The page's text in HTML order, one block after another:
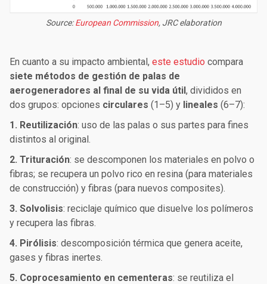
Source:European Commission, JRC elaboration
En cuanto a su impacto ambiental, este estudio compara
siete métodos de gestión de palas de
aerogeneradores al final de su vida útil, divididos en
dos grupos: opciones circulares (1–5) y lineales (6–7):
1. Reutilización: uso de las palas o sus partes para fines
distintos al original.
2. Trituración: se descomponen los materiales en polvo o
fibras; se recupera un polvo rico en resina (para materiales
de construcción) y fibras (para nuevos composites).
3. Solvolisis: reciclaje químico que disuelve los polímeros
y recupera las fibras.
4. Pirólisis: descomposición térmica que genera aceite,
gases y fibras inertes.
5. Coprocesamiento en cementeras: se reutiliza el